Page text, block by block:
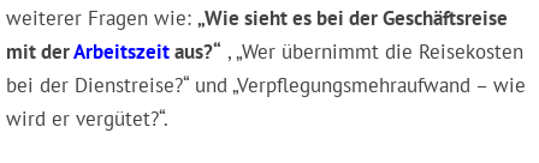
weiterer Fragen wie: „Wie sieht es bei der Geschäftsreise
mit derArbeitszeitaus?“ , „Wer übernimmt die Reisekosten
bei der Dienstreise?“ und „Verpflegungsmehraufwand – wie
wird er vergütet?“.